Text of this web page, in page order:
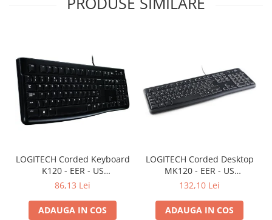
LOGITECH Corded Keyboard
K120 - EER - US
International layout
86,13 Lei
ADAUGA IN COS
LOGITECH Corded Desktop
MK120 - EER - US
International layout
132,10 Lei
ADAUGA IN COS